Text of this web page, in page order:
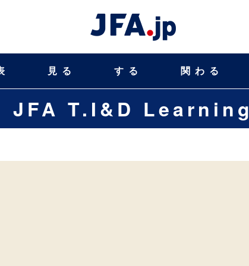
見る する 関わる
JFA T.I&D Learning